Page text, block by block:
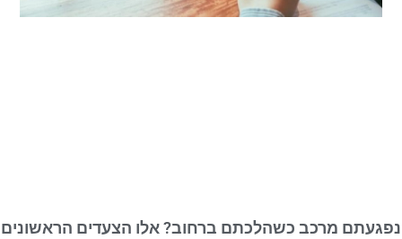
נפגעתם מרכב כשהלכתם ברחוב? אלו הצעדים הראשונים